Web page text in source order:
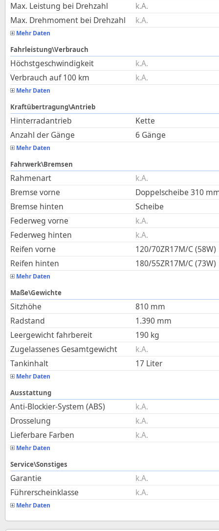
Max. Leistung bei Drehzahl
k.A.
Max. Drehmoment bei Drehzahl
k.A.
Mehr Daten
Fahrleistung\Verbrauch
Höchstgeschwindigkeit
k.A.
Verbrauch auf 100 km
k.A.
Mehr Daten
Kraftübertragung\Antrieb
Hinterradantrieb
Kette
Anzahl der Gänge
6 Gänge
Mehr Daten
Fahrwerk\Bremsen
Rahmenart
k.A.
Bremse vorne
Doppelscheibe 310
Bremse hinten
Scheibe
Federweg vorne
k.A.
Federweg hinten
k.A.
Reifen vorne
120/70ZR17M/C (58W)
Reifen hinten
180/55ZR17M/C (73W)
Mehr Daten
Maße\Gewichte
Sitzhöhe 810 mm
Radstand
1.390 mm
Leergewicht fahrbereit
190 kg
Zugelassenes Gesamtgewicht
k.A.
Tankinhalt
17 Liter
Mehr Daten
Ausstattung
Anti-Blockier-System (ABS)
k.A.
Drosselung
k.A.
Lieferbare Farben
k.A.
Mehr Daten
Service\Sonstiges
Garantie
k.A.
Führerscheinklasse
k.A.
Mehr Daten